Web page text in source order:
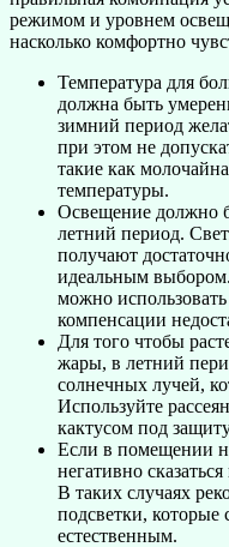
режимом и уровнем
насколько комфортно
Температура для
должна быть
зимний период
при этом не
такие как
температуры.
Освещение должно
летний период.
получают
идеальным
можно
компенсации
Для того чтобы
жары, в летний
солнечных лучей,
Используйте
кактусом под
Если в помещении
негативно
В таких случаях
подсветки, которые
естественным.